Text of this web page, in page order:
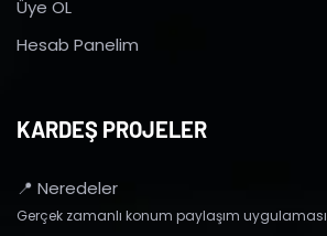
Üye OL
Hesab Panelim
KARDEŞ PROJELER
📍 Neredeler
Gerçek zamanlı konum paylaşım uygulaması